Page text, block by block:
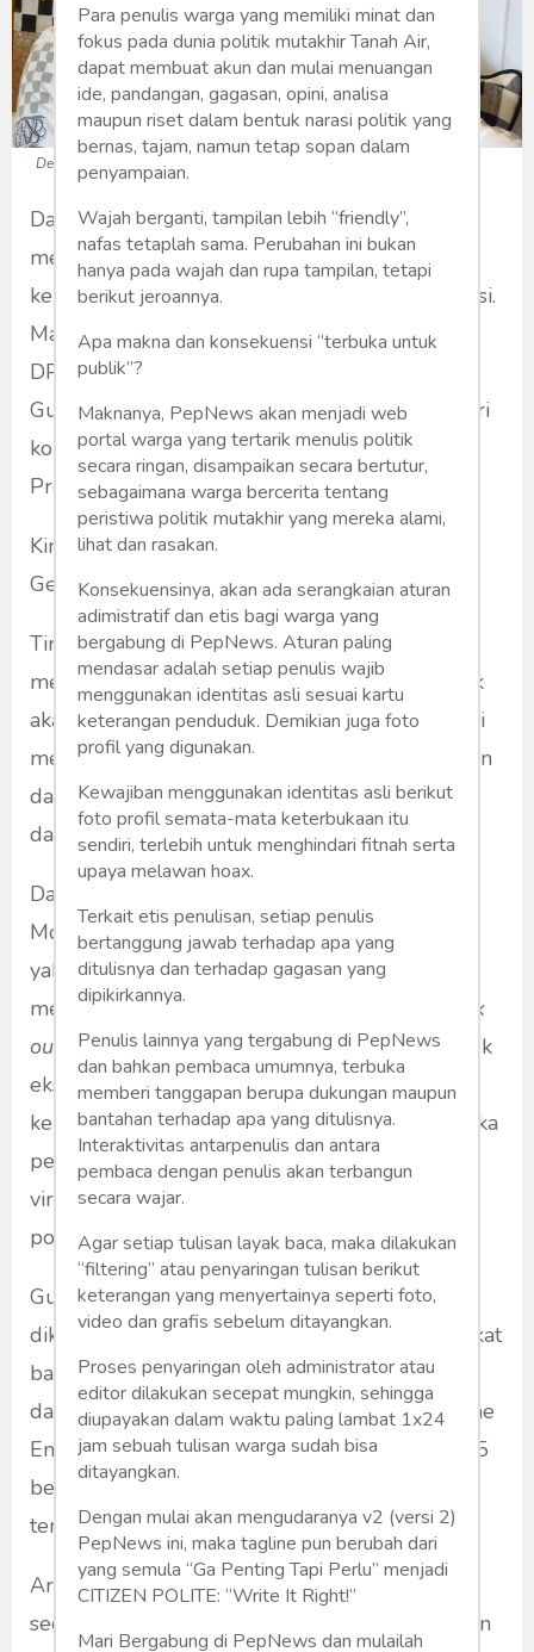
Dedi Mulyadi (Foto: Kompas.id)
Dalam lanskap demokrasi Indonesia yang kian
mediatik, aksi politik bukan lagi sekadar adu
kebijakan, melainkan juga pertarungan persepsi.
Manuverwalk out yang dilakukan Fraksi PDIP
DPRD Jawa Barat dalam rapat kerja bersama
Gubernur Dedi Mulyadi adalah babak baru dari
konfrontasi politik yang sebelumnya menyasar
Presiden Jokowi.
Kini, giliran Dedi Mulyadi, figur populis dari
Gerindra, yang menjadi target.
Tindakanwalk outini bukan peristiwa biasa. Ia
merupakan sinyal politik keras bahwa PDIP tak
akan berdamai dengan kekuasaan yang tak lagi
mereka kuasai—baik di eksekutif pusat maupun
daerah. Namun, apakah ini strategi yang bijak
dalam konteks demokrasi Indonesia saat ini?
Dalam filsafat politik kontemporer, Chantal
Mouffe menyebut pentingnya agonistik politik,
yakni adanya ruang bagi oposisi untuk
menunjukkan ketidaksetujuan secara sah.
Walk
out
bisa dibaca sebagai praktik agonistik, bentuk
ekspresi ketidakterimaan terhadap sikap atau
kebijakan pemimpin. Namun di era digital, ketika
persepsi publik dibentuk oleh algoritma dan
viralitas,walk out
politik, kehilangan kedalaman substansi.
Gubernur Dedi Mulyadi bukan politisi biasa. Ia
dikenal karena kedekatannya dengan masyarakat
bawah dan kepiawaiannya mengemas empati
dalam konten media sosial. Menurut data Drone
Emprit (2025), Dedi Mulyadi termasuk dalam 5
besar tokoh daerah dengan sentimen positif
tertinggi di media sosial.
Artinya, PDIP tidak hanya berhadapan dengan
seorang gubernur, tetapi juga dengan kekuatan
Para penulis warga yang memiliki minat dan
fokus pada dunia politik mutakhir Tanah Air,
dapat membuat akun dan mulai menuangan
ide, pandangan, gagasan, opini, analisa
maupun riset dalam bentuk narasi politik yang
bernas, tajam, namun tetap sopan dalam
penyampaian.
Wajah berganti, tampilan lebih “friendly”,
nafas tetaplah sama. Perubahan ini bukan
hanya pada wajah dan rupa tampilan, tetapi
berikut jeroannya.
Apa makna dan konsekuensi “terbuka untuk
publik”?
Maknanya, PepNews akan menjadi web
portal warga yang tertarik menulis politik
secara ringan, disampaikan secara bertutur,
sebagaimana warga bercerita tentang
peristiwa politik mutakhir yang mereka alami,
lihat dan rasakan.
Konsekuensinya, akan ada serangkaian aturan
adimistratif dan etis bagi warga yang
bergabung di PepNews. Aturan paling
mendasar adalah setiap penulis wajib
menggunakan identitas asli sesuai kartu
keterangan penduduk. Demikian juga foto
profil yang digunakan.
Kewajiban menggunakan identitas asli berikut
foto profil semata-mata keterbukaan itu
sendiri, terlebih untuk menghindari fitnah serta
upaya melawan hoax.
Terkait etis penulisan, setiap penulis
bertanggung jawab terhadap apa yang
ditulisnya dan terhadap gagasan yang
dipikirkannya.
Penulis lainnya yang tergabung di PepNews
dan bahkan pembaca umumnya, terbuka
memberi tanggapan berupa dukungan maupun
bantahan terhadap apa yang ditulisnya.
Interaktivitas antarpenulis dan antara
pembaca dengan penulis akan terbangun
secara wajar.
Agar setiap tulisan layak baca, maka dilakukan
“filtering” atau penyaringan tulisan berikut
keterangan yang menyertainya seperti foto,
video dan grafis sebelum ditayangkan.
Proses penyaringan oleh administrator atau
editor dilakukan secepat mungkin, sehingga
diupayakan dalam waktu paling lambat 1x24
jam sebuah tulisan warga sudah bisa
ditayangkan.
Dengan mulai akan mengudaranya v2 (versi 2)
PepNews ini, maka tagline pun berubah dari
yang semula “Ga Penting Tapi Perlu” menjadi
CITIZEN POLITE: “Write It Right!”
Mari Bergabung di PepNews dan mulailah